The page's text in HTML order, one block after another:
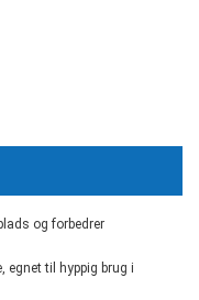
og forbedrer
egnet til hyppig brug i